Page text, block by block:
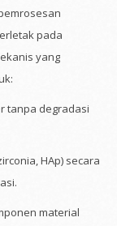
pada
yang
tanpa degradasi
HAp) secara
material